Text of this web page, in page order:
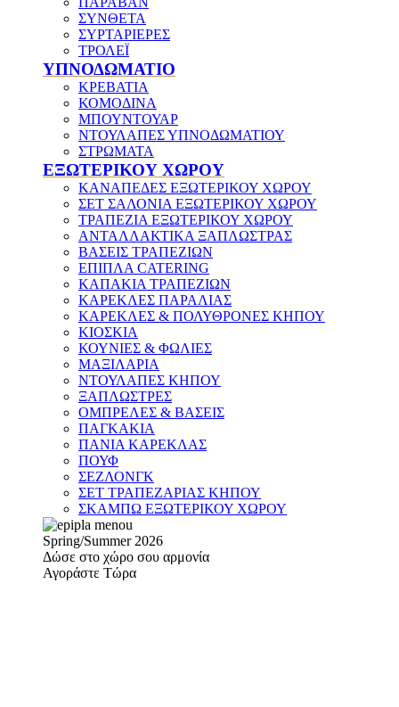
ΣΥΝΘΕΤΑ
ΣΥΡΤΑΡΙΕΡΕΣ
ΤΡΟΛΕΪ
ΥΠΝΟΔΩΜΑΤΙΟ
ΚΡΕΒΑΤΙΑ
ΚΟΜΟΔΙΝΑ
ΜΠΟΥΝΤΟΥΑΡ
ΝΤΟΥΛΑΠΕΣ ΥΠΝΟΔΩΜΑΤΙΟΥ
ΣΤΡΩΜΑΤΑ
ΕΞΩΤΕΡΙΚΟΥ ΧΩΡΟΥ
ΚΑΝΑΠΕΔΕΣ ΕΞΩΤΕΡΙΚΟΥ ΧΩΡΟΥ
ΣΕΤ ΣΑΛΟΝΙΑ ΕΞΩΤΕΡΙΚΟΥ ΧΩΡΟΥ
ΤΡΑΠΕΖΙΑ ΕΞΩΤΕΡΙΚΟΥ ΧΩΡΟΥ
ΑΝΤΑΛΛΑΚΤΙΚΑ ΞΑΠΛΩΣΤΡΑΣ
ΒΑΣΕΙΣ ΤΡΑΠΕΖΙΩΝ
ΕΠΙΠΛΑ CATERING
ΚΑΠΑΚΙΑ ΤΡΑΠΕΖΙΩΝ
ΚΑΡΕΚΛΕΣ ΠΑΡΑΛΙΑΣ
ΚΑΡΕΚΛΕΣ & ΠΟΛΥΘΡΟΝΕΣ ΚΗΠΟΥ
ΚΙΟΣΚΙΑ
ΚΟΥΝΙΕΣ & ΦΩΛΙΕΣ
ΜΑΞΙΛΑΡΙΑ
ΝΤΟΥΛΑΠΕΣ ΚΗΠΟΥ
ΞΑΠΛΩΣΤΡΕΣ
ΟΜΠΡΕΛΕΣ & ΒΑΣΕΙΣ
ΠΑΓΚΑΚΙΑ
ΠΑΝΙΑ ΚΑΡΕΚΛΑΣ
ΠΟΥΦ
ΣΕΖΛΟΝΓΚ
ΣΕΤ ΤΡΑΠΕΖΑΡΙΑΣ ΚΗΠΟΥ
ΣΚΑΜΠΩ ΕΞΩΤΕΡΙΚΟΥ ΧΩΡΟΥ
Spring/Summer 2026
Δώσε στο χώρο σου αρμονία
Αγοράστε Τώρα